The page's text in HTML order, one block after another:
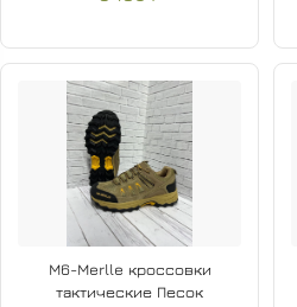
M6-Merlle кроссовки
тактические Песок